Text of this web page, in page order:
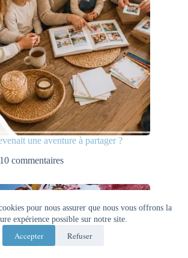
pour nous assurer que nous vous offrons la
expérience possible sur notre site.
Accepter Refuser
une aventure à partager ?
10 commentaires